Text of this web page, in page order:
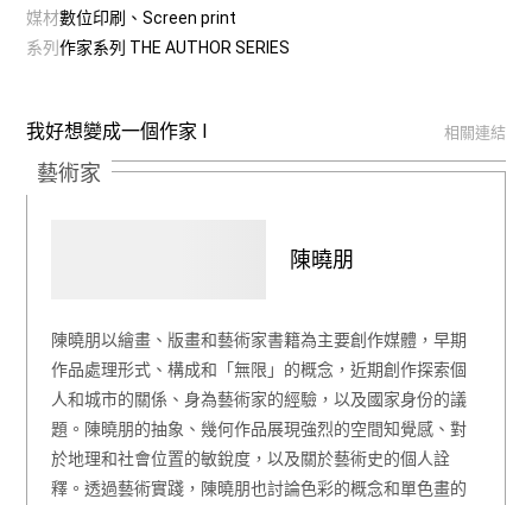
媒材數位印刷、Screen print
系列作家系列 THE AUTHOR SERIES
我好想變成一個作家 I 相關連結
藝術家
陳曉朋
陳曉朋以繪畫、版畫和藝術家書籍為主要創作媒體，早期
作品處理形式、構成和「無限」的概念，近期創作探索個
人和城市的關係、身為藝術家的經驗，以及國家身份的議
題。陳曉朋的抽象、幾何作品展現強烈的空間知覺感、對
於地理和社會位置的敏銳度，以及關於藝術史的個人詮
釋。透過藝術實踐，陳曉朋也討論色彩的概念和單色畫的